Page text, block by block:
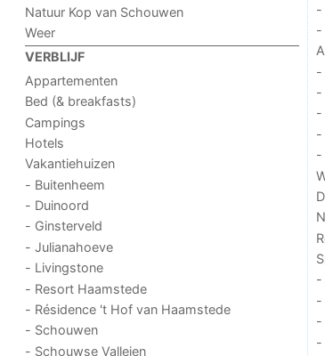
Natuur Kop van Schouwen
Weer
VERBLIJF
Appartementen
Bed (& breakfasts)
Campings
Hotels
Vakantiehuizen
- Buitenheem
- Duinoord
- Ginsterveld
- Julianahoeve
- Livingstone
- Resort Haamstede
- Résidence 't Hof van Haamstede
- Schouwen
- Schouwse Valleien
-
-
-
-
-
-
-
-
-
-
-